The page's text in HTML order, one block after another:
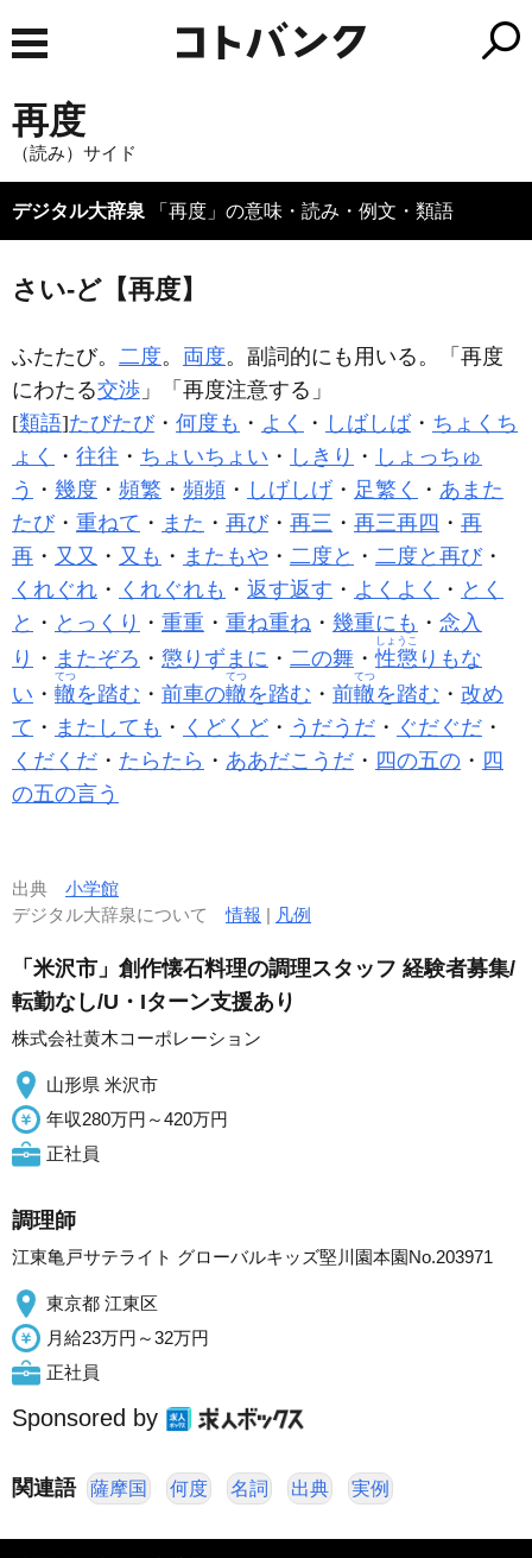
再度
（読み）サイド
デジタル大辞泉 「再度」の意味・読み・例文・類語
さい‐ど【再度】
ふたたび。 二度。 両度。副詞的にも用いる。「 再度
にわたる交渉 」「 再度注意する」
[類語]たびたび・ 何度も ・ よく ・ しばしば・ ちょくち
ょく
・ 往往 ・ ちょいちょい ・ しきり ・ しょっちゅ
う ・ 幾度 ・ 頻繁 ・ 頻頻 ・ しげしげ ・ 足繁く ・ あまた
たび・ 重ねて ・ また ・ 再び・ 再三 ・ 再三再四 ・ 再
再 ・ 又又 ・ 又も ・ またもや ・ 二度と ・ 二度と再び・
くれぐれ ・ くれぐれも ・ 返す返す ・ よくよく ・ とく
と ・ とっくり ・ 重重 ・ 重ね重ね ・ 幾重にも ・ 念入
り ・ またぞろ ・ 懲りずまに ・ 二の舞 ・性懲
しょうこ
りもな
い ・ 轍
てつ
を踏む ・ 前車の轍
てつ
を踏む ・ 前轍
てつ
を踏む ・ 改め
て ・ またしても ・ くどくど ・ うだうだ ・ ぐだぐだ ・
くだくだ ・ たらたら ・ ああだこうだ ・ 四の五の ・ 四
の五の言う
出典 小学館
デジタル大辞泉について情報 | 凡例
「米沢市」創作懐石料理の調理スタッフ 経験者募集/
転勤なし/U・Iターン支援あり
株式会社黄木コーポレーション
山形県 米沢市
年収280万円～420万円
正社員
調理師
江東亀戸サテライト グローバルキッズ堅川園本園No.203971
東京都 江東区
月給23万円～32万円
正社員
Sponsored by
関連語 薩摩国 何度 名詞 出典 実例